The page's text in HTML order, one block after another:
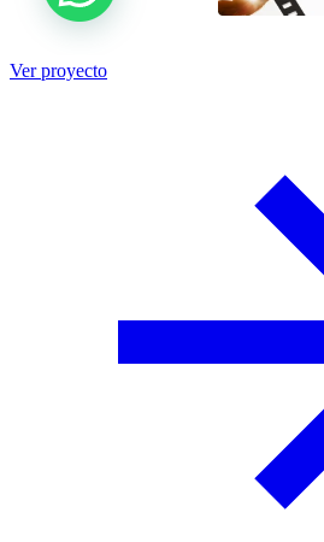
Ver proyecto